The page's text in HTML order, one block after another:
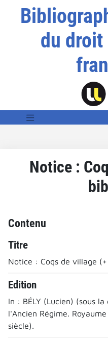
du droit
Notice :
Contenu
Titre
Notice : Coqs de village (+
Edition
In : BÉLY (Lucien) (sous
l'Ancien Régime.
siècle).